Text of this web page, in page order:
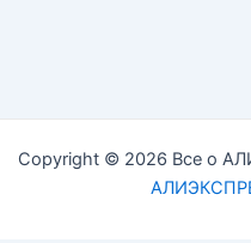
Copyright © 2026 Все о